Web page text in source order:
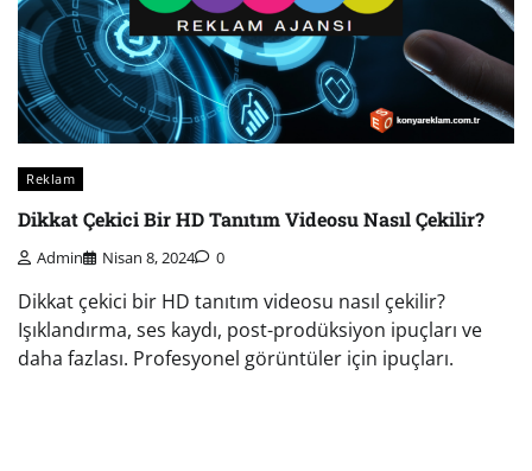
Reklam
Dikkat Çekici Bir HD Tanıtım Videosu Nasıl Çekilir?
Admin Nisan 8, 2024 0
Dikkat çekici bir HD tanıtım videosu nasıl çekilir?
Işıklandırma, ses kaydı, post-prodüksiyon ipuçları ve
daha fazlası. Profesyonel görüntüler için ipuçları.